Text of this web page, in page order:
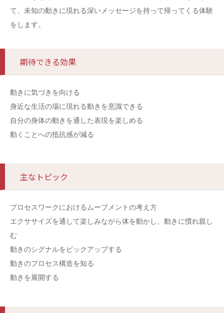
て、未知の動きに現れる深いメッセージを持って帰ってくる体験
をします。
期待できる効果
動きに気づきを向ける
身近な生活の場に現れる動きを意識できる
自分の身体の動きを通した表現を楽しめる
動くことへの抵抗感が減る
主なトピック
プロセスワークにおけるムーブメントの考え方
エクササイズを通して楽しみながら体を動かし、動きに慣れ親し
む
動きのシグナルをピックアップする
動きのプロセス構造を知る
動きを展開する